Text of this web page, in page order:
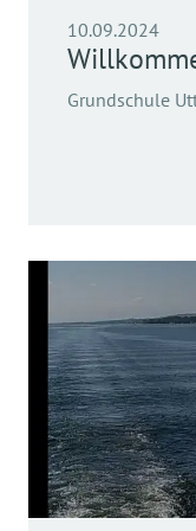
10.09.2024
Grundschule